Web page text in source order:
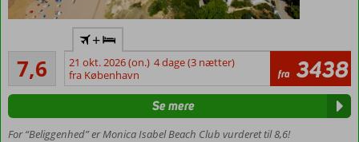
Fantastisk
Tæt ved
flere
stranden
Vælg mellem
hotelværelse
7,6
25
anmeldelser
+
21 okt. 2026 (on.) 4 dage (3 nætter)
fra København
fra 3438
For “Beliggenhed” er Monica Isabel Beach Club vurderet til 8,6!
Se mere